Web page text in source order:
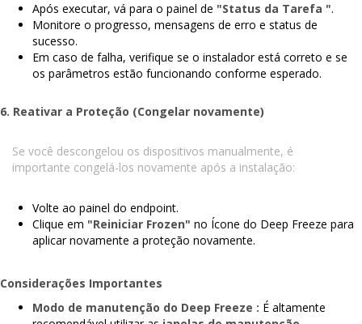
Após executar, vá para o painel de "Status da Tarefa ".
Monitore o progresso, mensagens de erro e status de
sucesso.
Em caso de falha, verifique se o instalador está correto e se
os parâmetros estão funcionando conforme esperado.
6. Reativar a Proteção (Congelar novamente)
Se você descongelou os dispositivos manualmente, é
importante congelá-los novamente após a instalação:
Volte ao painel do endpoint.
Clique em "Reiniciar Frozen" no Ícone do Deep Freeze para
aplicar novamente a proteção novamente.
Considerações Importantes
Modo de manutenção do Deep Freeze : É altamente